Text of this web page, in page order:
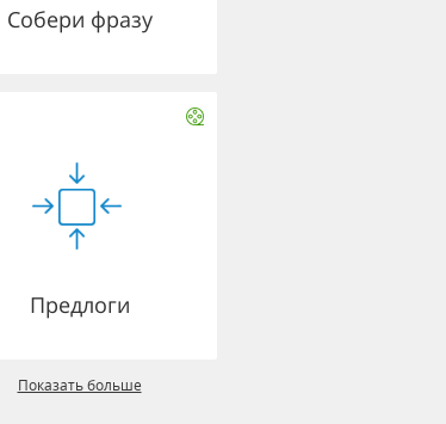
Собери фразу
Предлоги
Показать больше